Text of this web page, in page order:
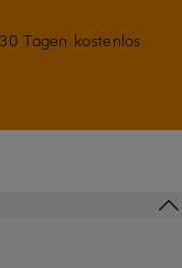
Tagen kostenlos